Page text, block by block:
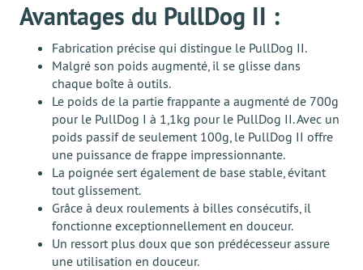
Avantages du PullDog II :
Fabrication précise qui distingue le PullDog II.
Malgré son poids augmenté, il se glisse dans
chaque boîte à outils.
Le poids de la partie frappante a augmenté de 700g
pour le PullDog I à 1,1kg pour le PullDog II. Avec un
poids passif de seulement 100g, le PullDog II offre
une puissance de frappe impressionnante.
La poignée sert également de base stable, évitant
tout glissement.
Grâce à deux roulements à billes consécutifs, il
fonctionne exceptionnellement en douceur.
Un ressort plus doux que son prédécesseur assure
une utilisation en douceur.